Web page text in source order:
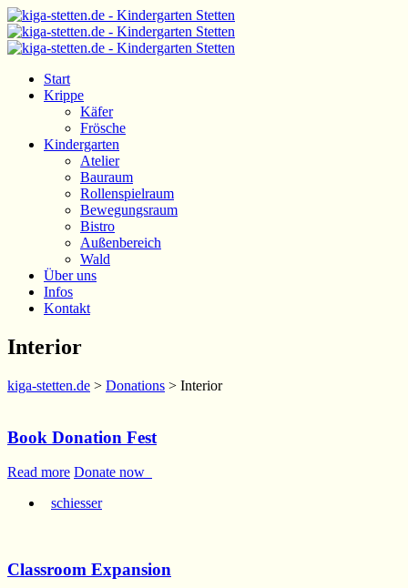
Start
Krippe
Käfer
Frösche
Kindergarten
Atelier
Bauraum
Rollenspielraum
Bewegungsraum
Bistro
Außenbereich
Wald
Über uns
Infos
Kontakt
Interior
kiga-stetten.de > Donations > Interior
Book Donation Fest
Read more Donate now
schiesser
Classroom Expansion